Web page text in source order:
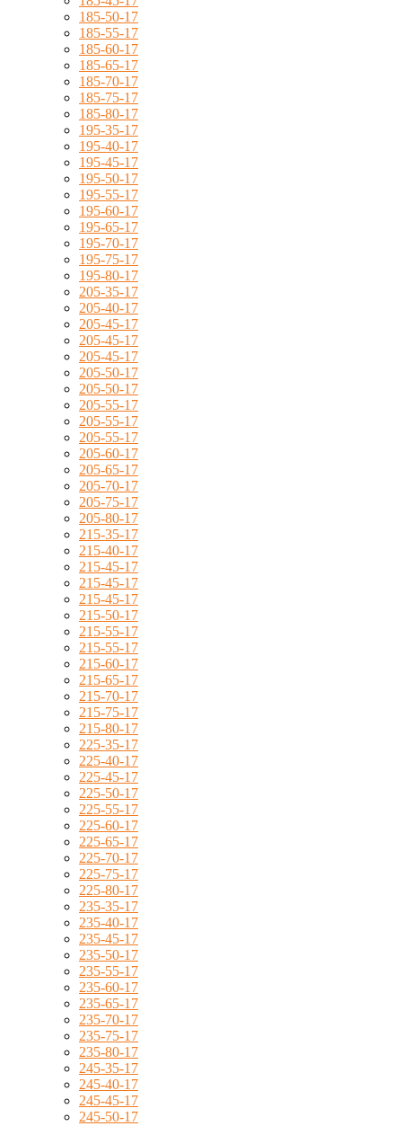
185-50-17
185-55-17
185-60-17
185-65-17
185-70-17
185-75-17
185-80-17
195-35-17
195-40-17
195-45-17
195-50-17
195-55-17
195-60-17
195-65-17
195-70-17
195-75-17
195-80-17
205-35-17
205-40-17
205-45-17
205-45-17
205-45-17
205-50-17
205-50-17
205-55-17
205-55-17
205-55-17
205-60-17
205-65-17
205-70-17
205-75-17
205-80-17
215-35-17
215-40-17
215-45-17
215-45-17
215-45-17
215-50-17
215-55-17
215-55-17
215-60-17
215-65-17
215-70-17
215-75-17
215-80-17
225-35-17
225-40-17
225-45-17
225-50-17
225-55-17
225-60-17
225-65-17
225-70-17
225-75-17
225-80-17
235-35-17
235-40-17
235-45-17
235-50-17
235-55-17
235-60-17
235-65-17
235-70-17
235-75-17
235-80-17
245-35-17
245-40-17
245-45-17
245-50-17